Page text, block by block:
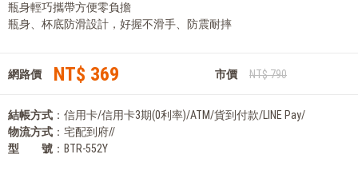
瓶身輕巧攜帶方便零負擔
瓶身、杯底防滑設計，好握不滑手、防震耐摔
網路價 NT$ 369 市價 NT$ 790
結帳方式 ：信用卡/信用卡3期(0利率)/ATM/貨到付款/LINE Pay/
物流方式 ：宅配到府//
型 號 ：BTR-552Y